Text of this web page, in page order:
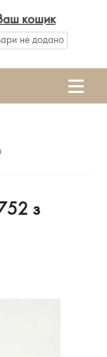
кошик
не додано
з